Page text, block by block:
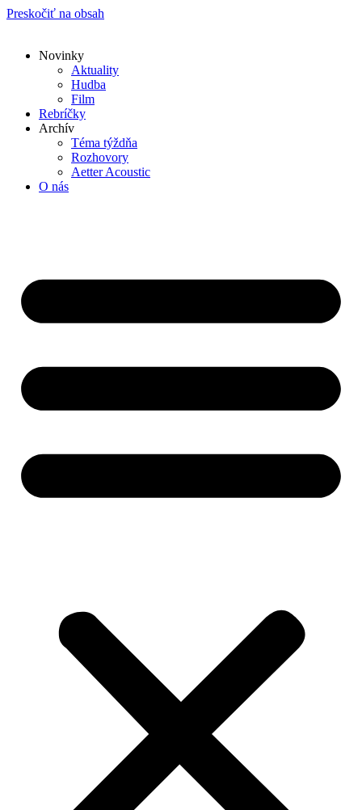
Preskočiť na obsah
Novinky
Aktuality
Hudba
Film
Rebríčky
Archív
Téma týždňa
Rozhovory
Aetter Acoustic
O nás